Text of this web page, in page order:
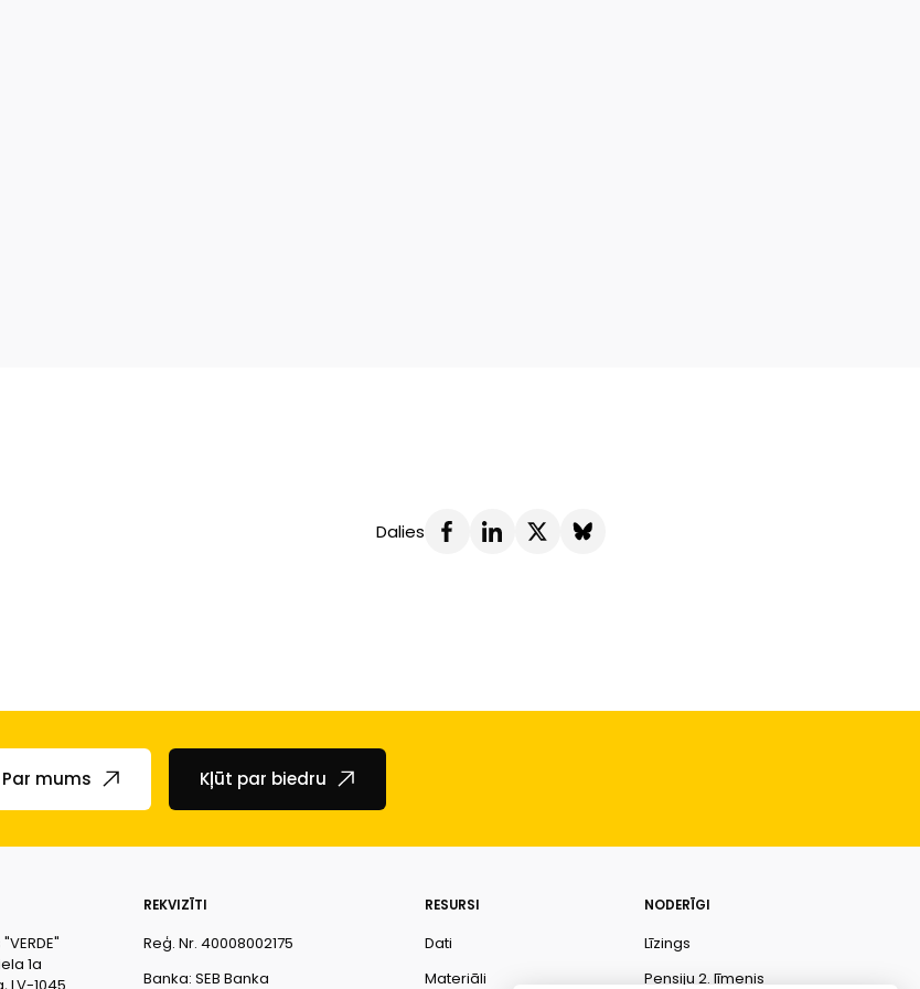
Dalies
Par mums Kļūt par biedru
1a
LV-1045
REKVIZĪTI
Reģ. Nr. 40008002175
Banka: SEB Banka
RESURSI
Dati
Materiāli
NODERĪGI
Līzings
Pensiju 2. līmenis